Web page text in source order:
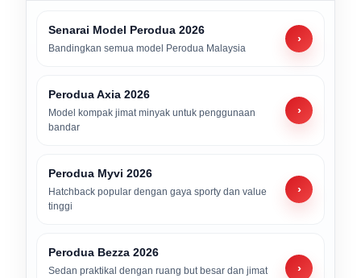
Senarai Model Perodua 2026
Bandingkan semua model Perodua Malaysia
›
Perodua Axia 2026
Model kompak jimat minyak untuk penggunaan
bandar
›
Perodua Myvi 2026
Hatchback popular dengan gaya sporty dan value
tinggi
›
Perodua Bezza 2026
Sedan praktikal dengan ruang but besar dan jimat
›